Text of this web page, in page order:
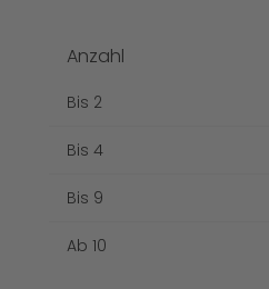
Anzahl
Bis 2
Bis 4
Bis 9
Ab 10